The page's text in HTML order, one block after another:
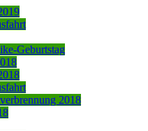
Geburtstag
2018